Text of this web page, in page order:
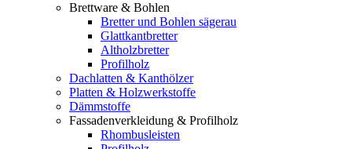
Brettware & Bohlen
Bretter und Bohlen sägerau
Glattkantbretter
Altholzbretter
Profilholz
Dachlatten & Kanthölzer
Platten & Holzwerkstoffe
Dämmstoffe
Fassadenverkleidung & Profilholz
Rhombusleisten